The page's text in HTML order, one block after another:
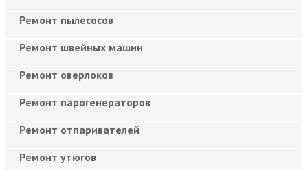
Ремонт пылесосов
Ремонт швейных машин
Ремонт оверлоков
Ремонт парогенераторов
Ремонт отпаривателей
Ремонт утюгов